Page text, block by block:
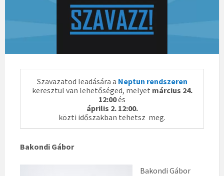
Szavazatod leadására a Neptun rendszeren
keresztül van lehetőséged, melyet március 24.
12:00és
április 2. 12:00.
közti időszakban tehetsz meg.
Bakondi Gábor
Bakondi Gábor